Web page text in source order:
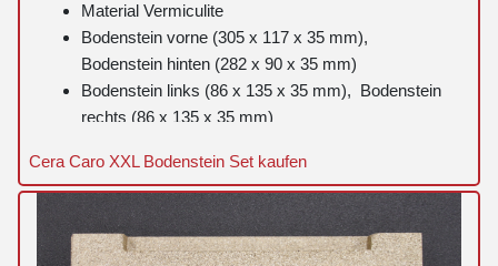
Material Vermiculite
Bodenstein vorne (305 x 117 x 35 mm),
Bodenstein hinten (282 x 90 x 35 mm)
Bodenstein links (86 x 135 x 35 mm), Bodenstein
rechts (86 x 135 x 35 mm)
Cera Caro XXL Bodenstein Set kaufen